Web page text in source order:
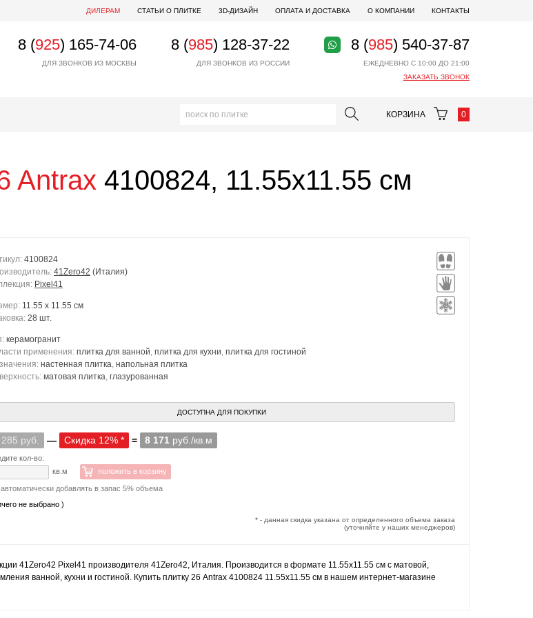
ДИЛЕРАМ СТАТЬИ О ПЛИТКЕ 3D-ДИЗАЙН ОПЛАТА И ДОСТАВКА О КОМПАНИИ КОНТАКТЫ
8 (925) 165-74-06
ДЛЯ ЗВОНКОВ ИЗ МОСКВЫ
8 (985) 128-37-22
ДЛЯ ЗВОНКОВ ИЗ РОССИИ
8 (985) 540-37-87
ЕЖЕДНЕВНО С 10:00 ДО 21:00
ЗАКАЗАТЬ ЗВОНОК
КОРЗИНА 0
Antrax 4100824, 11.55x11.55 см
4100824
41Zero42 (Италия)
Pixel41
11.55 x 11.55 см
28 шт.
керамогранит
применения: плитка для ванной, плитка для кухни, плитка для гостиной
настенная плитка, напольная плитка
матовая плитка, глазурованная
ДОСТУПНА ДЛЯ ПОКУПКИ
руб. — Скидка 12% * = 8 171 руб./кв.м
кол-во:
кв.м
положить в корзину
автоматически добавлять в запас 5% объема
не выбрано )
* - данная скидка указана от определенного объема заказа
(уточняйте у наших менеджеров)
41Zero42 Pixel41 производителя 41Zero42, Италия. Производится в формате 11.55x11.55 см с матовой,
ванной, кухни и гостиной. Купить плитку 26 Antrax 4100824 11.55x11.55 см в нашем интернет-магазине